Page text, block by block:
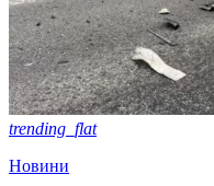
trending_flat
Новини